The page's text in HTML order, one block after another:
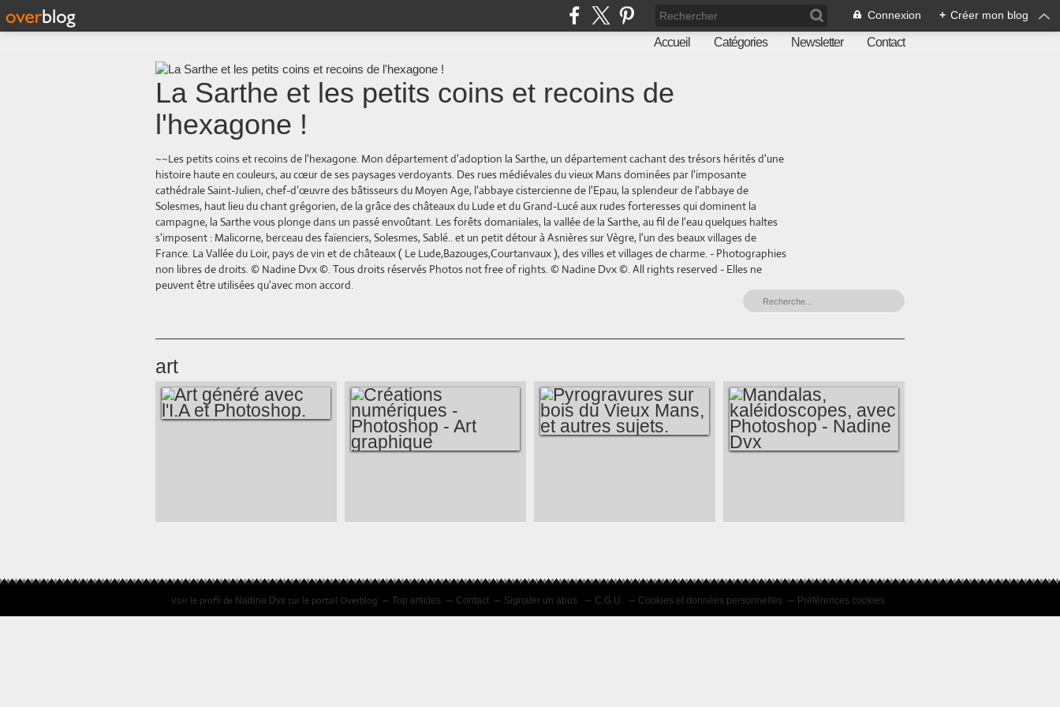
Connexion + Créer mon blog
Accueil Catégories Newsletter Contact
La Sarthe et les petits coins et recoins de
l'hexagone !
~~Les petits coins et recoins de l'hexagone. Mon département d'adoption la Sarthe, un département cachant des trésors hérités d'une
histoire haute en couleurs, au cœur de ses paysages verdoyants. Des rues médiévales du vieux Mans dominées par l'imposante
cathédrale Saint-Julien, chef-d’œuvre des bâtisseurs du Moyen Age, l'abbaye cistercienne de l'Epau, la splendeur de l'abbaye de
Solesmes, haut lieu du chant grégorien, de la grâce des châteaux du Lude et du Grand-Lucé aux rudes forteresses qui dominent la
campagne, la Sarthe vous plonge dans un passé envoûtant. Les forêts domaniales, la vallée de la Sarthe, au fil de l'eau quelques haltes
s'imposent : Malicorne, berceau des faïenciers, Solesmes, Sablé.. et un petit détour à Asnières sur Vègre, l'un des beaux villages de
France. La Vallée du Loir, pays de vin et de châteaux ( Le Lude,Bazouges,Courtanvaux ), des villes et villages de charme. - Photographies
non libres de droits. © Nadine Dvx ©. Tous droits réservés Photos not free of rights. © Nadine Dvx ©. All rights reserved - Elles ne
peuvent être utilisées qu'avec mon accord.
art
NUMÉRIQUES -
VIEUX MANS, ET
KALÉIDOSCOPES,
Voir le profil de Nadine Dvxsur le portail Overblog Top articles Contact Signaler un abus C.G.U. Cookies et données personnelles Préférences cookies